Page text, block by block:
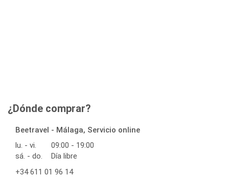
¿Dónde comprar?
Beetravel - Málaga, Servicio online
lu. - vi.
09:00 - 19:00
sá. - do.
Día libre
+34 611 01 96 14